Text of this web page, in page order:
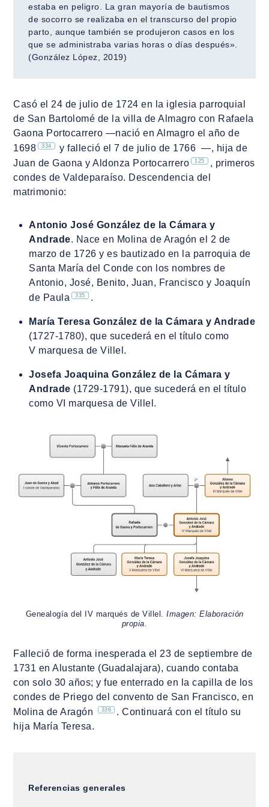
estaba en peligro. La gran mayoría de bautismos
de socorro se realizaba en el transcurso del propio
parto, aunque también se produjeron casos en los
que se administraba varias horas o días después».
(González López, 2019)
Casó el 24 de julio de 1724 en la iglesia parroquial
de San Bartolomé de la villa de Almagro con Rafaela
Gaona Portocarrero ―nació en Almagro el año de
1698
334
y falleció el 7 de julio de 1766 ―, hija de
Juan de Gaona y Aldonza Portocarrero
125
, primeros
condes de Valdeparaíso. Descendencia del
matrimonio:
Antonio José González de la Cámara y
Andrade. Nace en Molina de Aragón el 2 de
marzo de 1726 y es bautizado en la parroquia de
Santa María del Conde con los nombres de
Antonio, José, Benito, Juan, Francisco y Joaquín
de Paula
335 .
María Teresa González de la Cámara y Andrade
(1727-1780), que sucederá en el título como
V marquesa de Villel.
Josefa Joaquina González de la Cámara y
Andrade (1729-1791), que sucederá en el título
como VI marquesa de Villel.
Genealogía del IV marqués de Villel. Imagen: Elaboración
propia.
Falleció de forma inesperada el 23 de septiembre de
1731 en Alustante (Guadalajara), cuando contaba
con solo 30 años; y fue enterrado en la capilla de los
condes de Priego del convento de San Francisco, en
Molina de Aragón
336
. Continuará con el título su
hija María Teresa.
Referencias generales